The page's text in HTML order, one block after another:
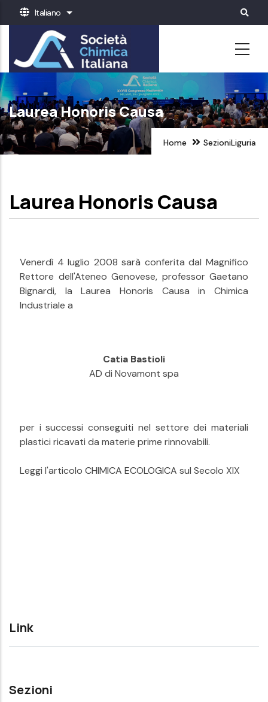
Salta
contenuto
principale
Italiano Mostra ulteriori azioni
Laurea Honoris Causa
Home SezioniLiguria
Laurea Honoris Causa
Venerdì 4 luglio 2008 sarà conferita dal Magnifico
Rettore dell'Ateneo Genovese, professor Gaetano
Bignardi, la Laurea Honoris Causa in Chimica
Industriale a
Catia Bastioli
AD di Novamont spa
per i successi conseguiti nel settore dei materiali
plastici ricavati da materie prime rinnovabili.
Leggi l'articolo CHIMICA ECOLOGICA sul Secolo XIX
Link
Sezioni